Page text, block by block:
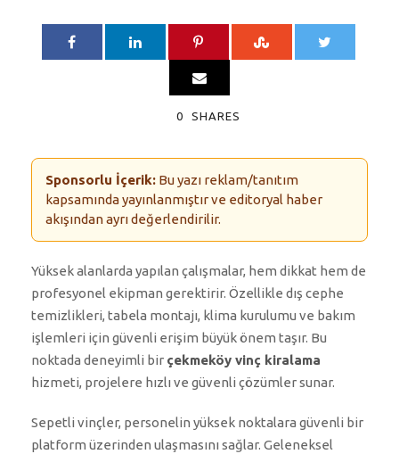
0 SHARES
Sponsorlu İçerik: Bu yazı reklam/tanıtım
kapsamında yayınlanmıştır ve editoryal haber
akışından ayrı değerlendirilir.
Yüksek alanlarda yapılan çalışmalar, hem dikkat hem de
profesyonel ekipman gerektirir. Özellikle dış cephe
temizlikleri, tabela montajı, klima kurulumu ve bakım
işlemleri için güvenli erişim büyük önem taşır. Bu
noktada deneyimli bir çekmeköy vinç kiralama
hizmeti, projelere hızlı ve güvenli çözümler sunar.
Sepetli vinçler, personelin yüksek noktalara güvenli bir
platform üzerinden ulaşmasını sağlar. Geleneksel